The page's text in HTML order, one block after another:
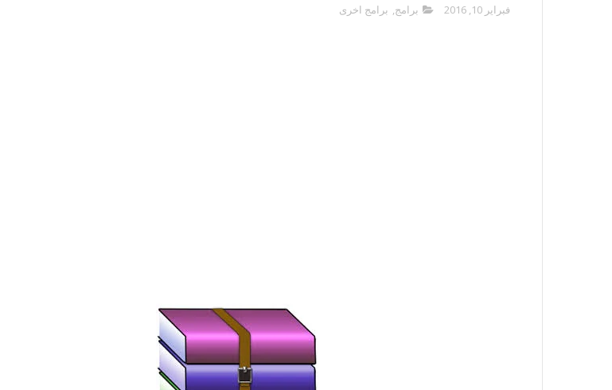
فبراير 10, 2016 برامج, برامج اخرى